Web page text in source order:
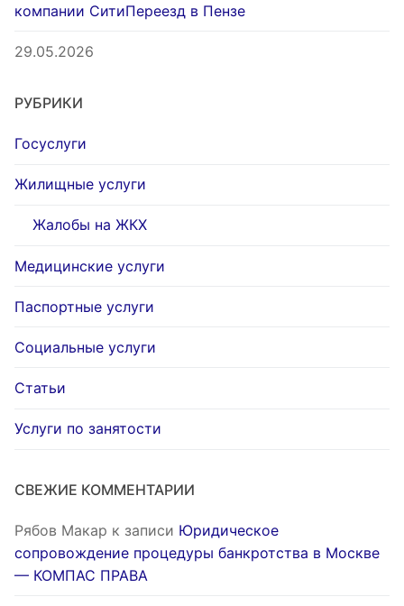
компании СитиПереезд в Пензе
29.05.2026
РУБРИКИ
Госуслуги
Жилищные услуги
Жалобы на ЖКХ
Медицинские услуги
Паспортные услуги
Социальные услуги
Статьи
Услуги по занятости
СВЕЖИЕ КОММЕНТАРИИ
Рябов Макар к записи Юридическое
сопровождение процедуры банкротства в Москве
— КОМПАС ПРАВА